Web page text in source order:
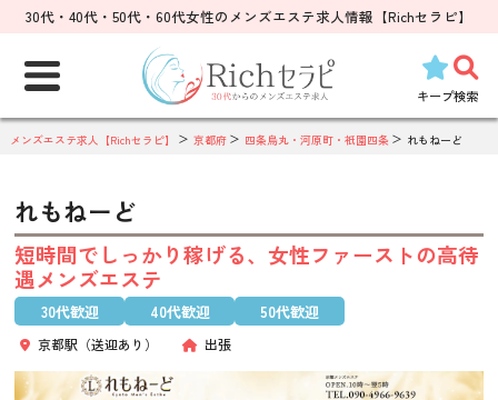
30代・40代・50代・60代女性のメンズエステ求人情報【Richセラピ】
キープ検索
索:
メンズエステ求人【Richセラピ】 京都府 四条烏丸・河原町・祇園四条 れもねーど
れもねーど
短時間でしっかり稼げる、女性ファーストの高待
遇メンズエステ
30代歓迎 40代歓迎 50代歓迎
京都駅（送迎あり） 出張